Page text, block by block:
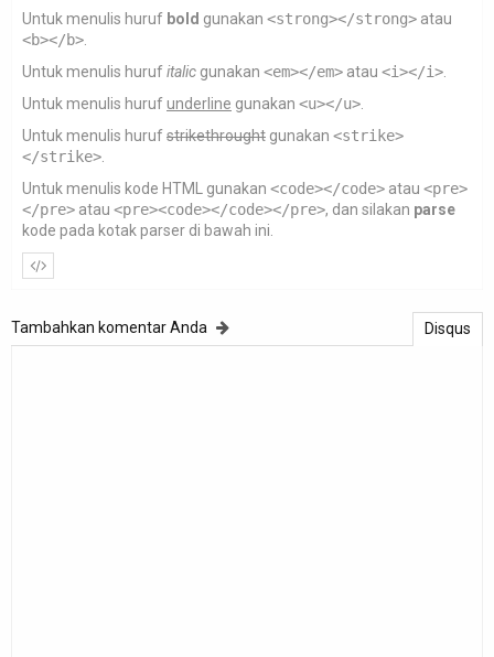
Untuk menulis huruf bold gunakan <strong></strong> atau
<b></b>.
Untuk menulis hurufitalic gunakan <em></em> atau <i></i>.
Untuk menulis hurufunderline gunakan <u></u>.
Untuk menulis hurufstrikethrought gunakan <strike>
</strike>.
Untuk menulis kode HTML gunakan <code></code> atau <pre>
</pre> atau <pre><code></code></pre>, dan silakan parse
kode pada kotak parser di bawah ini.
Disqus
Tambahkan komentar Anda